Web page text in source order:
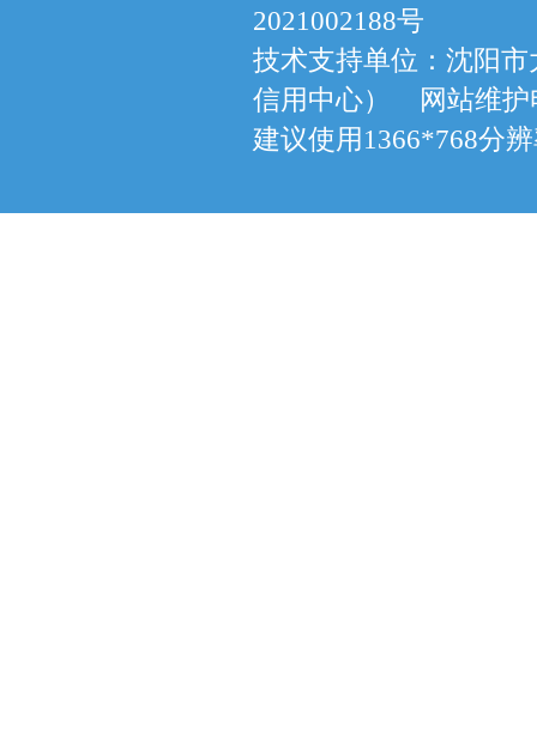
2021002188号
技术支持单位：沈阳
信用中心） 网站维护
建议使用1366*768分